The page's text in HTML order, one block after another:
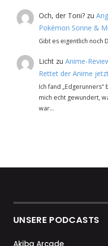
Och, der Toni? zu
Pokémon Sonne &
Gibt es eigentlich noch
Licht zuAnime-
Rettet der Anime
Ich fand „Edgerunners"
mich echt gewundert,
war…
UNSERE PODCASTS